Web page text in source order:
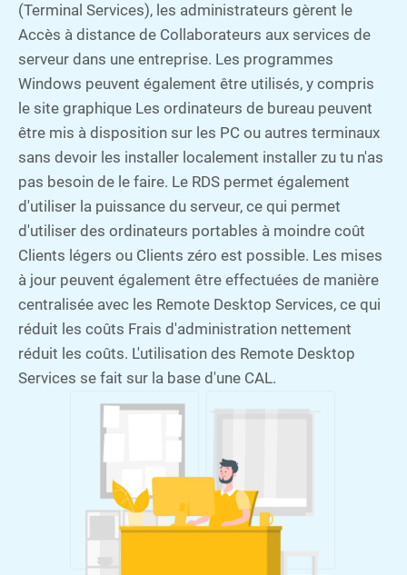
(Terminal Services), les administrateurs gèrent le
Accès à distance de Collaborateurs aux services de
serveur dans une entreprise. Les programmes
Windows peuvent également être utilisés, y compris
le site graphique Les ordinateurs de bureau peuvent
être mis à disposition sur les PC ou autres terminaux
sans devoir les installer localement installer zu tu n'as
pas besoin de le faire. Le RDS permet également
d'utiliser la puissance du serveur, ce qui permet
d'utiliser des ordinateurs portables à moindre coût
Clients légers ou Clients zéro est possible. Les mises
à jour peuvent également être effectuées de manière
centralisée avec les Remote Desktop Services, ce qui
réduit les coûts Frais d'administration nettement
réduit les coûts. L'utilisation des Remote Desktop
Services se fait sur la base d'une CAL.